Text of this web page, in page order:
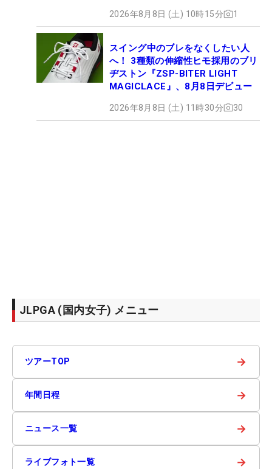
2026年8月8日 (土) 10時15分 1
スイング中のブレをなくしたい人
へ！ 3種類の伸縮性ヒモ採用のブリ
ヂストン『ZSP-BITER LIGHT
MAGICLACE』、8月8日デビュー
2026年8月8日 (土) 11時30分 30
JLPGA (国内女子) メニュー
ツアーTOP →
年間日程 →
ニュース一覧 →
ライブフォト一覧 →